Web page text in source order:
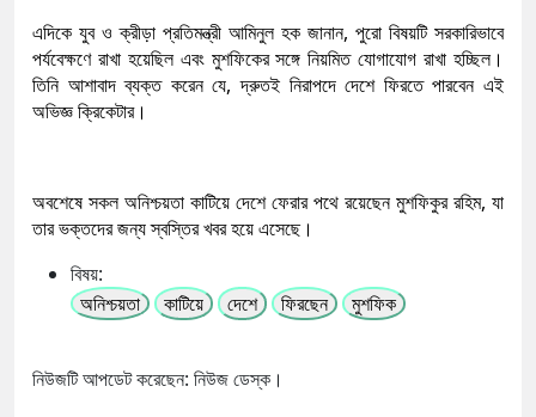
এদিকে যুব ও ক্রীড়া প্রতিমন্ত্রী আমিনুল হক জানান, পুরো বিষয়টি সরকারিভাবে
পর্যবেক্ষণে রাখা হয়েছিল এবং মুশফিকের সঙ্গে নিয়মিত যোগাযোগ রাখা হচ্ছিল।
তিনি আশাবাদ ব্যক্ত করেন যে, দ্রুতই নিরাপদে দেশে ফিরতে পারবেন এই
অভিজ্ঞ ক্রিকেটার।
অবশেষে সকল অনিশ্চয়তা কাটিয়ে দেশে ফেরার পথে রয়েছেন মুশফিকুর রহিম, যা
তার ভক্তদের জন্য স্বস্তির খবর হয়ে এসেছে।
বিষয়:
অনিশ্চয়তা
কাটিয়ে দেশে ফিরছেন মুশফিক
নিউজটি আপডেট করেছেন: নিউজ ডেস্ক।